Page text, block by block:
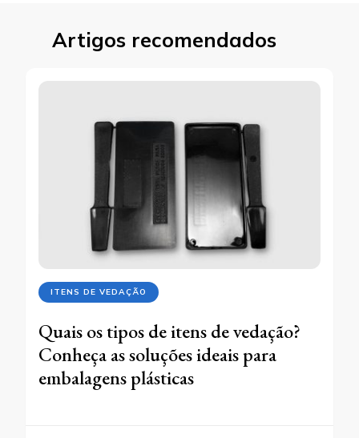
Artigos recomendados
ITENS DE VEDAÇÃO
Quais os tipos de itens de vedação?
Conheça as soluções ideais para
embalagens plásticas